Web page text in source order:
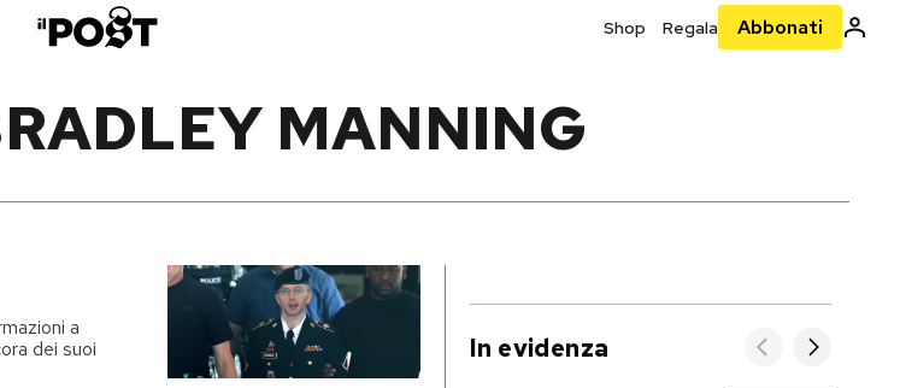
Shop Regala Abbonati
MANNING
a
dei suoi
In evidenza